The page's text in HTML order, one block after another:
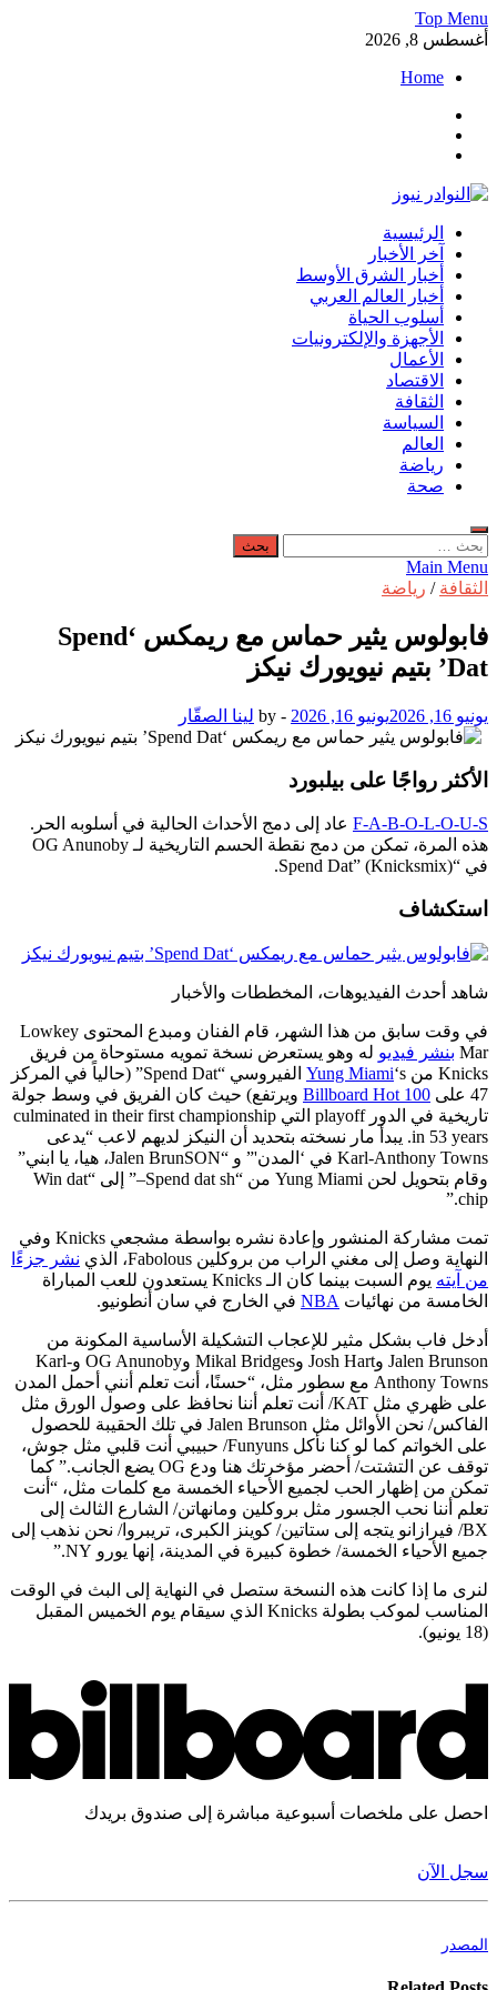
Skip
to
Top Menu
أغسطس 8, 2026
Home
النوادر نيوز
موقع إخباري عربي مستقل ينقل آخر الأخبار والتقارير من العالم
العربي والعالمي
الرئيسية
آخر الأخبار
أخبار الشرق الأوسط
أخبار العالم العربي
أسلوب الحياة
الأجهزة والإلكترونيات
الأعمال
الاقتصاد
الثقافة
السياسة
العالم
رياضة
صحة
البحث
عن:
Main Menu
الثقافة / رياضة
فابولوس يثير حماس مع ريمكس ‘Spend
Dat’ بتيم نيويورك نيكز
يونيو 16, 2026 يونيو 16, 2026 -
by لينا الصقّار
الأكثر رواجًا على بيلبورد
F-A-B-O-L-O-U-S عاد إلى دمج الأحداث الحالية في أسلوبه الحر.
هذه المرة، تمكن من دمج نقطة الحسم التاريخية لـ OG Anunoby
في “Spend Dat” (Knicksmix).
استكشاف
شاهد أحدث الفيديوهات، المخططات والأخبار
في وقت سابق من هذا الشهر، قام الفنان ومبدع المحتوى Lowkey
Mar بنشر فيديو له وهو يستعرض نسخة تمويه مستوحاة من فريق
Knicks من
Yung Miami
‘s الفيروسي “Spend Dat” (حالياً في المركز
47 على
Billboard Hot 100 ويرتفع) حيث كان الفريق في وسط جولة
تاريخية في الدور playoff التي culminated in their first championship
in 53 years. يبدأ مار نسخته بتحديد أن النيكز لديهم لاعب “يدعى
Karl-Anthony Towns في ‘المدن'” و “Jalen BrunSON، هيا، يا ابني”
وقام بتحويل لحن Yung Miami من “Spend dat sh–” إلى “Win dat
chip.”
تمت مشاركة المنشور وإعادة نشره بواسطة مشجعي Knicks وفي
النهاية وصل إلى مغني الراب من بروكلين Fabolous، الذي
نشر جزءًا
من آيته
يوم السبت بينما كان الـ Knicks يستعدون للعب المباراة
الخامسة من نهائيات NBA في الخارج في سان أنطونيو.
أدخل فاب بشكل مثير للإعجاب التشكيلة الأساسية المكونة من
Jalen Brunson وJosh Hart وMikal Bridges وOG Anunoby وKarl-
Anthony Towns مع سطور مثل، “حسنًا، أنت تعلم أنني أحمل المدن
على ظهري مثل KAT/ أنت تعلم أننا نحافظ على وصول الورق مثل
الفاكس/ نحن الأوائل مثل Jalen Brunson في تلك الحقيبة للحصول
على الخواتم كما لو كنا نأكل Funyuns/ حبيبي أنت قلبي مثل جوش،
توقف عن التشتت/ أحضر مؤخرتك هنا ودع OG يضع الجانب.” كما
تمكن من إظهار الحب لجميع الأحياء الخمسة مع كلمات مثل، “أنت
تعلم أننا نحب الجسور مثل بروكلين ومانهاتن/ الشارع الثالث إلى
BX/ فيرازانو يتجه إلى ستاتين/ كوينز الكبرى، تريبروا/ نحن نذهب إلى
جميع الأحياء الخمسة/ خطوة كبيرة في المدينة، إنها يورو NY.”
لنرى ما إذا كانت هذه النسخة ستصل في النهاية إلى البث في الوقت
المناسب لموكب بطولة Knicks الذي سيقام يوم الخميس المقبل
(18 يونيو).
احصل على ملخصات أسبوعية مباشرة إلى صندوق بريدك
سجل الآن
المصدر